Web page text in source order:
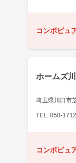
コンボピュ
ホームズ
埼玉県川口市
TEL: 050-
コンボピュ